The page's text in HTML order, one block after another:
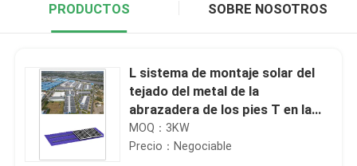
PRODUCTOS SOBRE NOSOTROS
L sistema de montaje solar del
tejado del metal de la
abrazadera de los pies T en la
casa MRA2-TD
MOQ：3KW
Precio：Negociable